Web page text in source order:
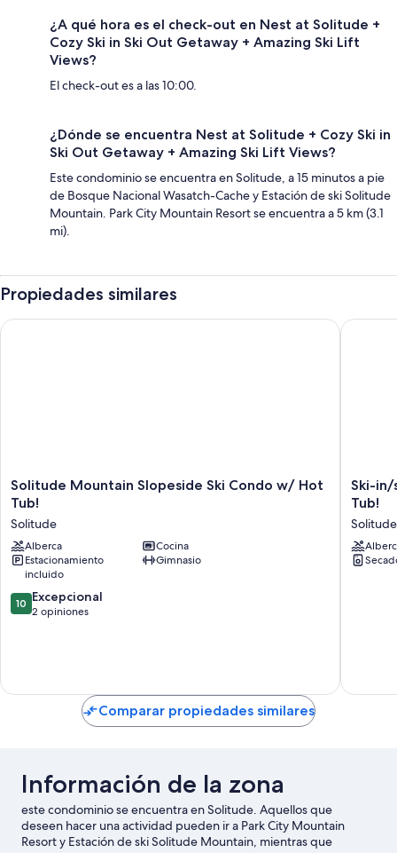
¿A qué hora es el check-out en Nest at Solitude +
Cozy Ski in Ski Out Getaway + Amazing Ski Lift
Views?
El check-out es a las 10:00.
¿Dónde se encuentra Nest at Solitude + Cozy Ski in
Ski Out Getaway + Amazing Ski Lift Views?
Este condominio se encuentra en Solitude, a 15 minutos a pie
de Bosque Nacional Wasatch-Cache y Estación de ski Solitude
Mountain. Park City Mountain Resort se encuentra a 5 km (3.1
mi).
Propiedades similares
Solitude
Mountain
Ski
Condo
w/
Hot
Tub!
Solitude
Solitude Mountain Slopeside Ski Condo w/ Hot
Tub!
Solitude
Alberca
Cocina
Estacionamiento
incluido
Gimnasio
10.0
de
10 Excepcional
2 opiniones
Solitude Mountain Slopeside Ski Condo w/ Hot Tub!
Ski-
in/ski-
Solitude
Condo
w/
Ski-
Tub!
Solitude
Ski-in/
Comparar propiedades similares
Información de la zona
este condominio se encuentra en Solitude. Aquellos que
deseen hacer una actividad pueden ir a Park City Mountain
Resort y Estación de ski Solitude Mountain, mientras que